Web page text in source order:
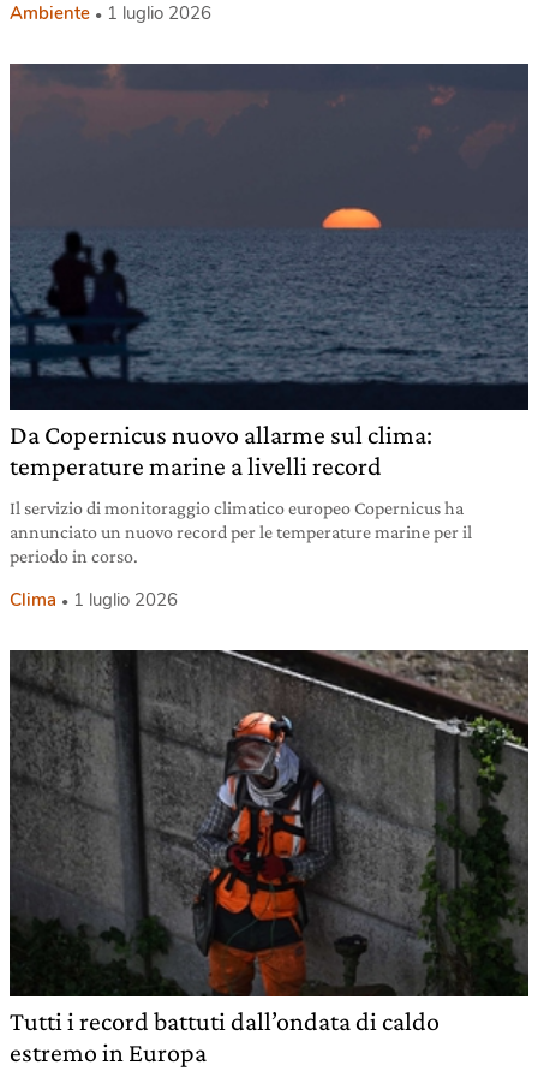
Ambiente 1 luglio 2026
Da Copernicus nuovo allarme sul clima:
temperature marine a livelli record
Il servizio di monitoraggio climatico europeo Copernicus ha
annunciato un nuovo record per le temperature marine per il
periodo in corso.
Clima 1 luglio 2026
Tutti i record battuti dall’ondata di caldo
estremo in Europa